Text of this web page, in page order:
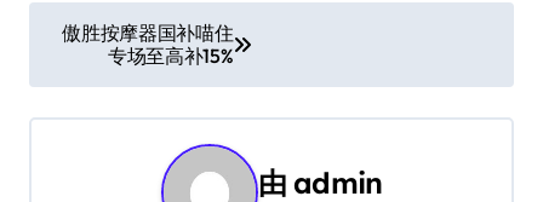
文
章
导
傲胜按摩器国补喵住
专场至高补15%
由admin